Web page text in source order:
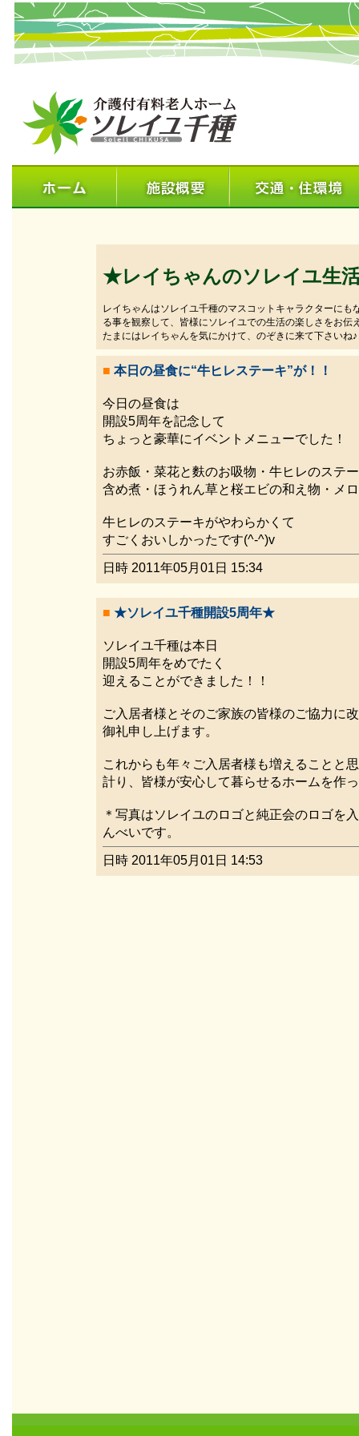
★レイちゃんのソレイユ生
レイちゃんはソレイユ千種のマスコットキャラクターに
る事を観察して、皆様にソレイユでの生活の楽しさをお伝
たまにはレイちゃんを気にかけて、のぞきに来て下さいね♪
■ 本日の昼食に“牛ヒレステーキ”が！！
今日の昼食は
開設5周年を記念して
ちょっと豪華にイベントメニューでした！
お赤飯・菜花と麩のお吸物・牛ヒレのステ
含め煮・ほうれん草と桜エビの和え物・メ
牛ヒレのステーキがやわらかくて
すごくおいしかったです(^-^)v
日時 2011年05月01日 15:34
■ ★ソレイユ千種開設5周年★
ソレイユ千種は本日
開設5周年をめでたく
迎えることができました！！
ご入居者様とそのご家族の皆様のご協力に
御礼申し上げます。
これからも年々ご入居者様も増えることと
計り、皆様が安心して暮らせるホームを作
＊写真はソレイユのロゴと純正会のロゴを
んべいです。
日時 2011年05月01日 14:53